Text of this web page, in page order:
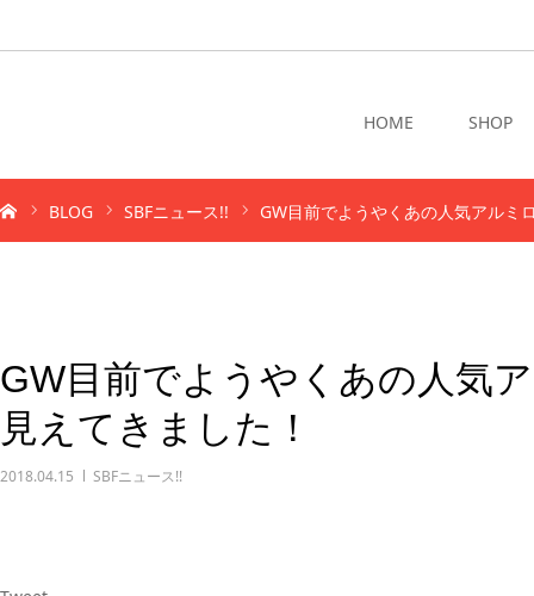
HOME SHOP
BLOG SBFニュース!! GW目前でようやくあの人気アルミ
GW目前でようやくあの人気
見えてきました！
2018.04.15 SBFニュース!!